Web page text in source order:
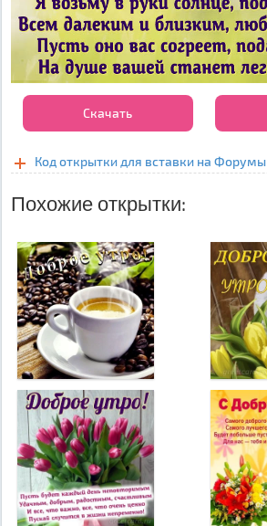
Скачать
Код открытки для вставки на Форумы
Похожие открытки: